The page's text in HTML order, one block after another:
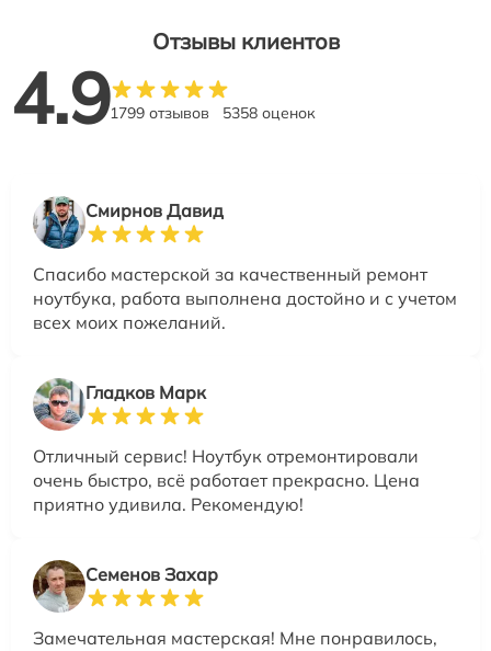
Отзывы клиентов
4.91799 отзывов 5358 оценок
Смирнов Давид
Спасибо мастерской за качественный ремонт
ноутбука, работа выполнена достойно и с учетом
всех моих пожеланий.
Гладков Марк
Отличный сервис! Ноутбук отремонтировали
очень быстро, всё работает прекрасно. Цена
приятно удивила. Рекомендую!
Семенов Захар
Замечательная мастерская! Мне понравилось,